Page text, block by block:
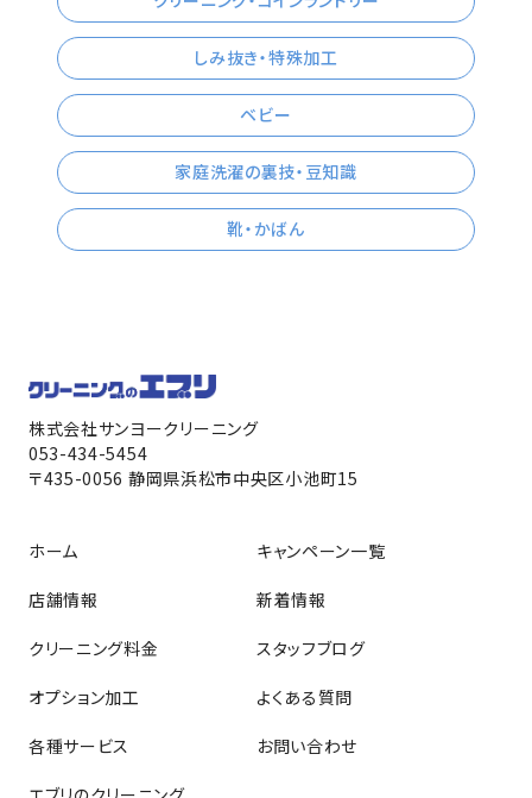
しみ抜き・特殊加工
ベビー
家庭洗濯の裏技・豆知識
靴・かばん
株式会社サンヨークリーニング
053-434-5454
〒435-0056 静岡県浜松市中央区小池町15
ホーム
店舗情報
クリーニング料金
オプション加工
各種サービス
キャンペーン一覧
新着情報
スタッフブログ
よくある質問
お問い合わせ